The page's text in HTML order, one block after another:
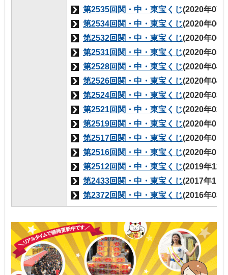
第2535回関・中・東宝くじ(2020年07
第2534回関・中・東宝くじ(2020年06
第2532回関・中・東宝くじ(2020年06
第2531回関・中・東宝くじ(2020年05
第2528回関・中・東宝くじ(2020年04
第2526回関・中・東宝くじ(2020年04
第2524回関・中・東宝くじ(2020年03
第2521回関・中・東宝くじ(2020年02
第2519回関・中・東宝くじ(2020年01
第2517回関・中・東宝くじ(2020年01
第2516回関・中・東宝くじ(2020年01
第2512回関・中・東宝くじ(2019年12
第2433回関・中・東宝くじ(2017年11
第2372回関・中・東宝くじ(2016年03